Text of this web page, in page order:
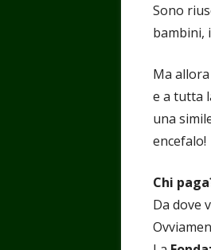
Sono
bambini,
Ma
e a tutta
una
encefalo!
Chi
Da dove